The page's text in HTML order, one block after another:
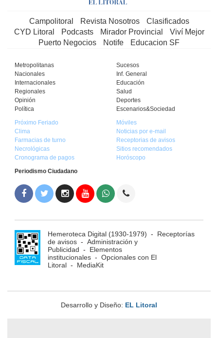
Campolitoral Revista Nosotros
Clasificados
CYD Litoral
Podcasts Mirador Provincial
Viví Mejor
Puerto Negocios
Notife Educacion SF
Metropolitanas
Nacionales
Internacionales
Regionales
Opinión
Política
Sucesos
Inf. General
Educación
Salud
Deportes
Escenarios&Sociedad
Próximo Feriado
Clima
Farmacias de turno
Necrológicas
Cronograma de pagos
Móviles
Noticias por e-mail
Receptorias de avisos
Sitios recomendados
Horóscopo
Periodismo Ciudadano
Hemeroteca Digital (1930-1979) - Receptorías
de avisos - Administración y
Publicidad - Elementos
institucionales - Opcionales con El
Litoral - MediaKit
Desarrollo y Diseño: EL Litoral